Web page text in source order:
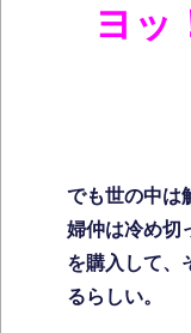
ヨッ
でも世の中は
婦仲は冷め切
を購入して、
るらしい。